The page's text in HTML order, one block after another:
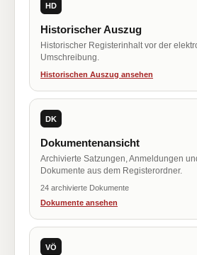
HD
Historischer Auszug
Historischer Registerinhalt vor der
Umschreibung.
Historischen Auszug ansehen
DK
Dokumentenansicht
Archivierte Satzungen, Anmeldungen
Dokumente aus dem Registerordner.
24 archivierte Dokumente
Dokumente ansehen
VÖ